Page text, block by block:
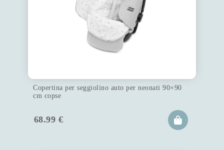
Copertina per seggiolino auto per neonati 90×90
cm copse
68.99 €